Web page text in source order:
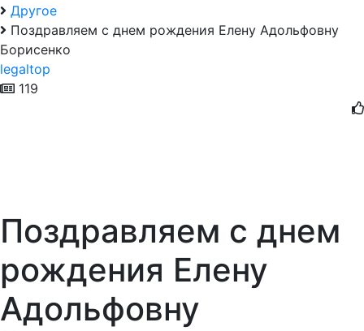
Другое
Поздравляем с днем рождения Елену Адольфовну
Борисенко
legaltop
119
Поздравляем с днем
рождения Елену
Адольфовну